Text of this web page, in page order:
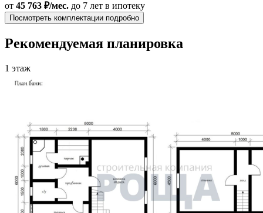
от 45 763 ₽/мес. до 7 лет в ипотеку
Посмотреть комплектации подробно
Рекомендуемая планировка
1 этаж